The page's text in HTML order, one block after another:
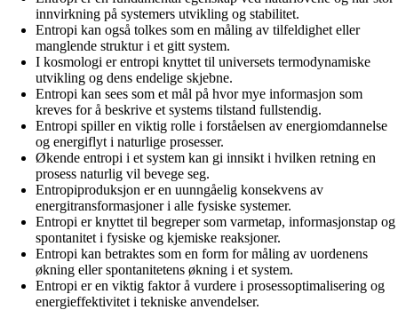
innvirkning på systemers utvikling og stabilitet.
Entropi kan også tolkes som en måling av tilfeldighet eller
manglende struktur i et gitt system.
I kosmologi er entropi knyttet til universets termodynamiske
utvikling og dens endelige skjebne.
Entropi kan sees som et mål på hvor mye informasjon som
kreves for å beskrive et systems tilstand fullstendig.
Entropi spiller en viktig rolle i forståelsen av energiomdannelse
og energiflyt i naturlige prosesser.
Økende entropi i et system kan gi innsikt i hvilken retning en
prosess naturlig vil bevege seg.
Entropiproduksjon er en uunngåelig konsekvens av
energitransformasjoner i alle fysiske systemer.
Entropi er knyttet til begreper som varmetap, informasjonstap og
spontanitet i fysiske og kjemiske reaksjoner.
Entropi kan betraktes som en form for måling av uordenens
økning eller spontanitetens økning i et system.
Entropi er en viktig faktor å vurdere i prosessoptimalisering og
energieffektivitet i tekniske anvendelser.